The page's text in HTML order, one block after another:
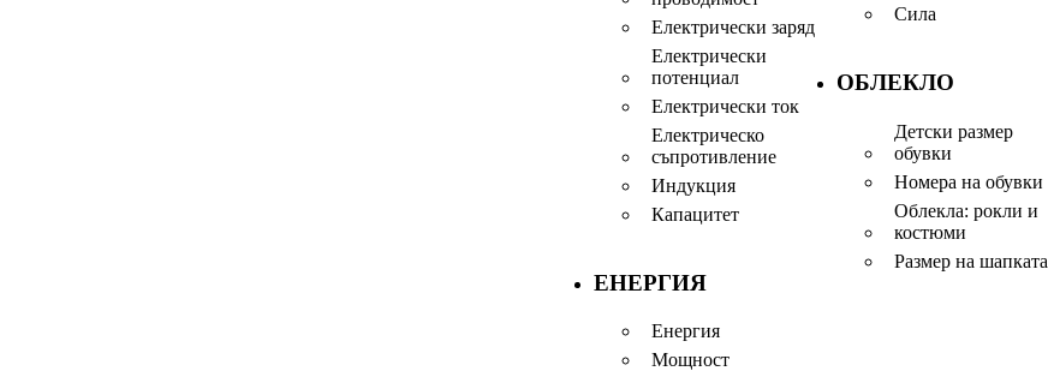
Електрически заряд
Електрически
потенциал
Електрически ток
Електрическо
съпротивление
Индукция
Капацитет
ЕНЕРГИЯ
Енергия
Мощност
Сила
ОБЛЕКЛО
Детски размер
обувки
Номера на обувки
Облекла: рокли и
костюми
Размер на шапката